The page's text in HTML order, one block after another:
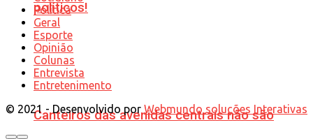
políticos!
Canteiros das avenidas centrais não são
Política
Geral
Esporte
Opinião
Colunas
Entrevista
Entretenimento
© 2021 - Desenvolvido por Webmundo soluções Interativas